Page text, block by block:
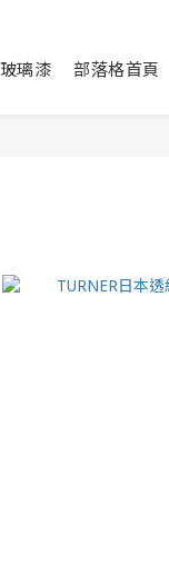
玻璃漆 部落格首頁